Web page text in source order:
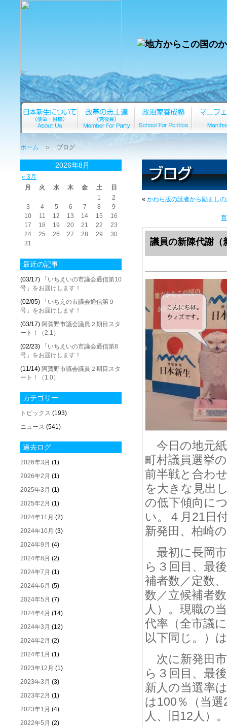
ホーム ＞ ブログ
2026年8月
« 3月
月
火 水 木 金 土
日
1
2
3
4 5 6 7 8
9
10
11 12 13 14 15
16
17
18 19 20 21 22
23
24
25 26 27 28 29
30
31
最近の記事
(03/17)
「いちえいの市議会通信第10
号」をお届けします！
(02/05)
「いちえの市議会通信第９
号」をお届けします！
(03/17) 阿賀野市議会議員２期目スタ
ート！（2.1）
(02/23)
「いちえいの市議会通信第8
号」をお届けします！
(11/14) 阿賀野市議会議員２期目スタ
ート！（1.0）
カテゴリー
トピックス (193)
ニュース (541)
過去ログ
2026年3月 (1)
2026年2月 (1)
2025年3月 (1)
2025年2月 (1)
2024年11月 (2)
2024年10月 (3)
2024年9月 (4)
2024年8月 (2)
2024年7月 (1)
2024年6月 (5)
2024年5月 (7)
2024年4月 (14)
2024年3月 (12)
2024年2月 (2)
2024年1月 (1)
2023年12月 (1)
2023年3月 (3)
2023年2月 (1)
2023年1月 (4)
2022年5月 (2)
« かわら版の読者から励まし
議員の新陳代謝（
今日の地元紙
町村議員選挙
前半戦と合わ
を大きな見出
の低下傾向に
い。４月21日
新発田、柏崎
最初に長岡
ら３回目、最
補者数／定数
数／立候補者
人）。現職の
代率（全市議
以下同じ。）
次に新発田
ら３回目、最
新人の当選率
は100％（当
人、旧12人）